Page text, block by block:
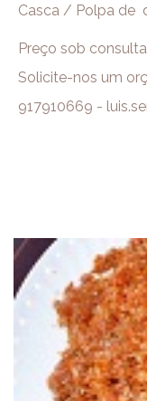
Casca / Polpa de
Preço sob
Solicite-nos um
917910669 -